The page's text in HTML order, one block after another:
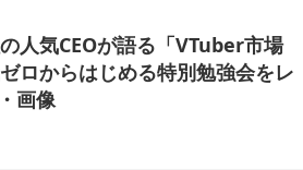
人気CEOが語る「VTuber市場
ロからはじめる特別勉強会をレ
画像